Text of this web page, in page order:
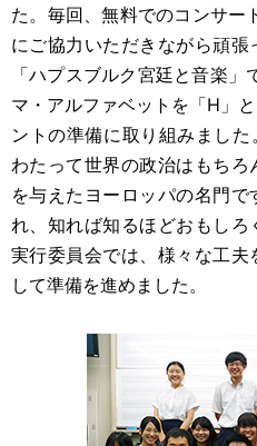
た。毎回、無料でのコンサー
にご協力いただきながら頑
「ハプスブルク宮廷と音楽
マ・アルファベットを「H」
ントの準備に取り組みまし
わたって世界の政治はもち
を与えたヨーロッパの名門
れ、知れば知るほどおもしろ
実行委員会では、様々な工
して準備を進めました。